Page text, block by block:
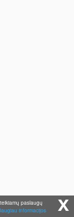
x
paslaugų
informacijos